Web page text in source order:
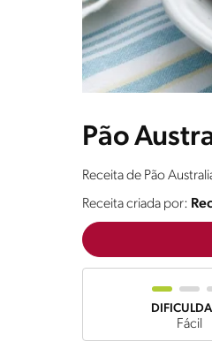
Pão
Receita de Pão
Receita criada por:
Fácil